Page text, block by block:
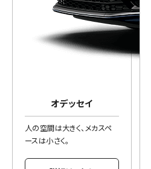
オデッセイ
人の空間は大きく、メカスペ
ースは小さく。